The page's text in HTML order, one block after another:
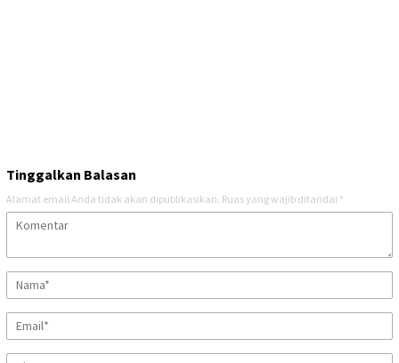
Tinggalkan Balasan
Alamat email Anda tidak akan dipublikasikan. Ruas yang wajib ditandai *